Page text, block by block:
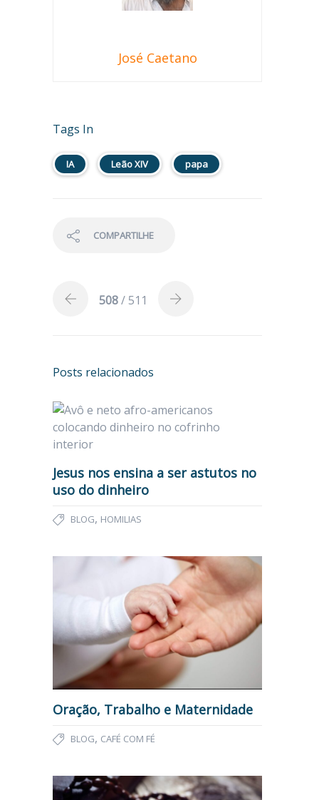
José Caetano
Tags In
IA Leão XIV papa
COMPARTILHE
508/ 511
Posts relacionados
Jesus nos ensina a ser astutos no
uso do dinheiro
BLOG, HOMILIAS
Oração, Trabalho e Maternidade
BLOG, CAFÉ COM FÉ